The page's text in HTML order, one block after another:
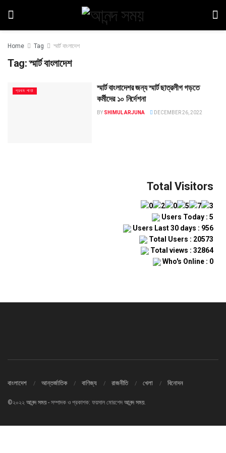
Home Tag স্মার্ট বাংলাদেশ
Tag:স্মার্ট বাংলাদেশ
প্রথম পাতা
স্মার্ট বাংলাদেশর জন্য স্মার্ট ছাত্রলীগ গড়তে
কর্মীদের ১০ নির্দেশনা
BY SHIMUL ARJUNA DECEMBER 26, 2022
Total Visitors
Users Today : 5
Users Last 30 days : 956
Total Users : 20573
Total views : 32864
Who's Online : 0
বাংলাদেশ আন্তর্জাতিক বাণিজ্য রাজনীতি খেলা বিনোদন
©২০২২ আনন্দ সময় - সম্পাদক ও প্রকাশক: ফয়সাল মোরশেদ আনন্দ সময়